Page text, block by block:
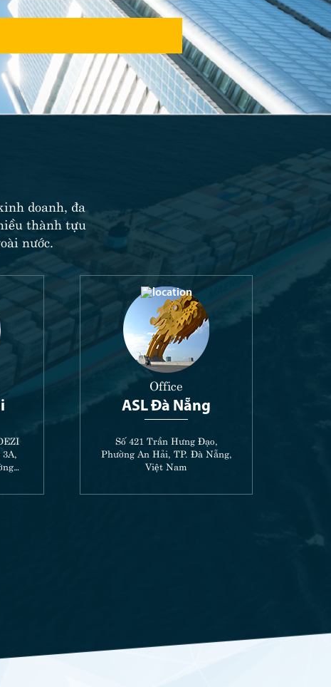
doanh, đa
thành tựu
nước.
Office
ASL Đà Nẵng
Số 421 Trần Hưng Đạo,
Phường An Hải, TP. Đà Nẵng,
Việt Nam